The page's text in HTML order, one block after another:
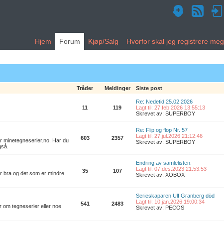
Hjem Forum Kjøp/Salg Hvorfor skal jeg registrere meg
Tråder Meldinger Siste post
11 119
Re: Nedetid 25.02.2026
Lagt til: 27.feb.2026 13:55:13
Skrevet av: SUPERBOY
minetegneserier.no. Har du
603 2357
Re: Flip og flop Nr. 57
Lagt til: 27.jul.2026 21:12:46
Skrevet av: SUPERBOY
bra og det som er mindre
35 107
Endring av samlelisten.
Lagt til: 07.des.2023 21:53:53
Skrevet av: XOBOX
om tegneserier eller noe
541 2483
Serieskaparen Ulf Granberg död
Lagt til: 10.jan.2026 19:00:34
Skrevet av: PECOS